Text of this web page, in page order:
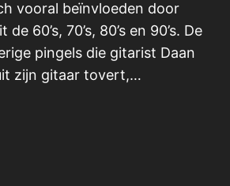
vooral beïnvloeden door
60’s, 70’s, 80’s en 90’s. De
pingels die gitarist Daan
zijn gitaar tovert,…